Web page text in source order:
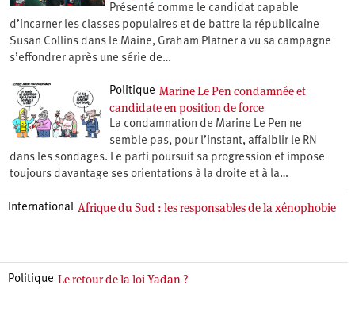
Présenté comme le candidat capable
d’incarner les classes populaires et de battre la républicaine
Susan Collins dans le Maine, Graham Platner a vu sa campagne
s’effondrer après une série de…
Politique Marine Le Pen condamnée et
candidate en position de force
La condamnation de Marine Le Pen ne
semble pas, pour l’instant, affaiblir le RN
dans les sondages. Le parti poursuit sa progression et impose
toujours davantage ses orientations à la droite et à la…
International Afrique du Sud : les responsables de la xénophobie
Politique Le retour de la loi Yadan ?